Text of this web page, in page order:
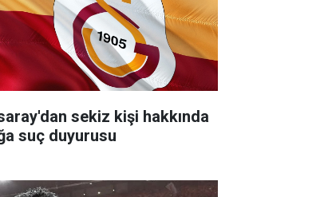
sekiz kişi hakkında
suç duyurusu